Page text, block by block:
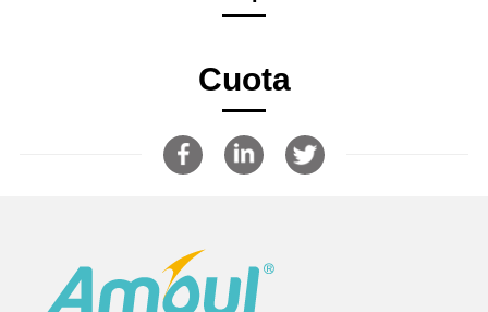
Cuota